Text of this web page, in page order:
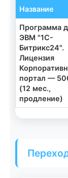
Название
Программа
ЭВМ "1С-
Битрикс24".
Лицензия
портал —
(12 мес.,
продление)